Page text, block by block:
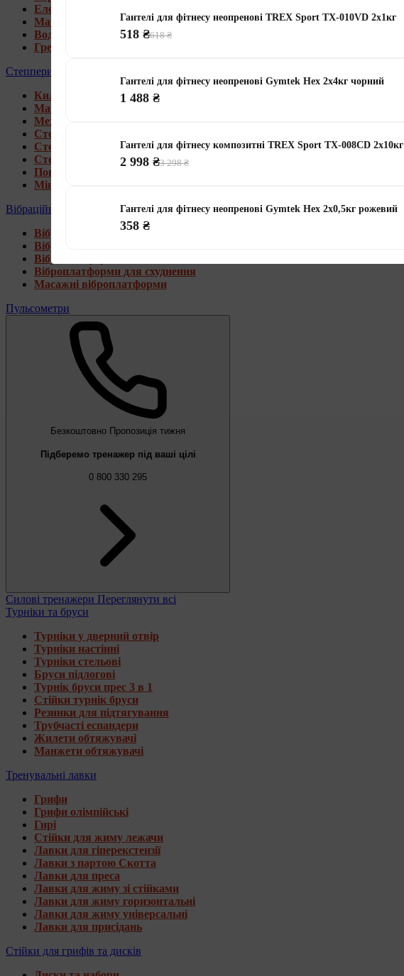
Електромагнітні гребні тренажери
Магнітні гребні тренажери
Водні гребні тренажери
Гребні тренажери для дому
Степпери
Килимки під тренажери
Магнітні степпери
Механічні степпери
Степпери зі стійкою
Степпери з еспандерами
Степпери з рукоятками
Поворотні степпери
Міні степпери
Вібраційні платформи
Віброплатформи для дому
Віброплатформи 4D
Віброплатформи 3D
Віброплатформи для схуднення
Масажні віброплатформи
Пульсометри
Безкоштовно Пропозиція тижня
Підберемо тренажер під ваші цілі
0 800 330 295
Силові тренажери Переглянути всі
Турніки та бруси
Турніки у дверний отвір
Турніки настінні
Турніки стельові
Бруси підлогові
Турнік бруси прес 3 в 1
Стійки турнік бруси
Резинки для підтягування
Трубчасті еспандери
Жилети обтяжувачі
Манжети обтяжувачі
Тренувальні лавки
Грифи
Грифи олімпійські
Гирі
Стійки для жиму лежачи
Лавки для гіперекстензії
Лавки з партою Скотта
Лавки для преса
Лавки для жиму зі стійками
Лавки для жиму горизонтальні
Лавки для жиму універсальні
Лавки для присідань
Стійки для грифів та дисків
Гантелі для фітнесу неопренові TREX Sport TX-010VD 2x1кг
518 ₴618 ₴
Гантелі для фітнесу неопренові Gymtek Hex 2х4кг чорний
1 488 ₴
Гантелі для фітнесу композитні TREX Sport TX-008CD 2x10кг
2 998 ₴3 298 ₴
Гантелі для фітнесу неопренові Gymtek Hex 2х0,5кг рожевий
358 ₴